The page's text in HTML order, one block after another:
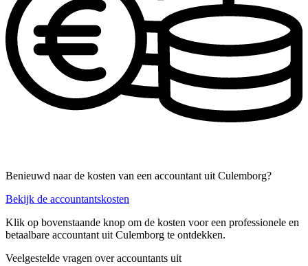
Benieuwd naar de kosten van een accountant uit Culemborg?
Bekijk de accountantskosten
Klik op bovenstaande knop om de kosten voor een professionele en
betaalbare accountant uit Culemborg te ontdekken.
Veelgestelde vragen over accountants uit